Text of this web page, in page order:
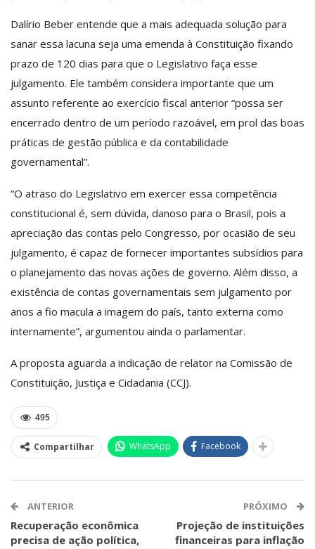
Dalírio Beber entende que a mais adequada solução para
sanar essa lacuna seja uma emenda à Constituição fixando
prazo de 120 dias para que o Legislativo faça esse
julgamento. Ele também considera importante que um
assunto referente ao exercício fiscal anterior “possa ser
encerrado dentro de um período razoável, em prol das boas
práticas de gestão pública e da contabilidade
governamental”.
“O atraso do Legislativo em exercer essa competência
constitucional é, sem dúvida, danoso para o Brasil, pois a
apreciação das contas pelo Congresso, por ocasião de seu
julgamento, é capaz de fornecer importantes subsídios para
o planejamento das novas ações de governo. Além disso, a
existência de contas governamentais sem julgamento por
anos a fio macula a imagem do país, tanto externa como
internamente”, argumentou ainda o parlamentar.
A proposta aguarda a indicação de relator na Comissão de
Constituição, Justiça e Cidadania (CCJ).
495
Compartilhar WhatsApp Facebook
ANTERIOR
Recuperação econômica
precisa de ação política,
PRÓXIMO
Projeção de instituições
financeiras para inflação